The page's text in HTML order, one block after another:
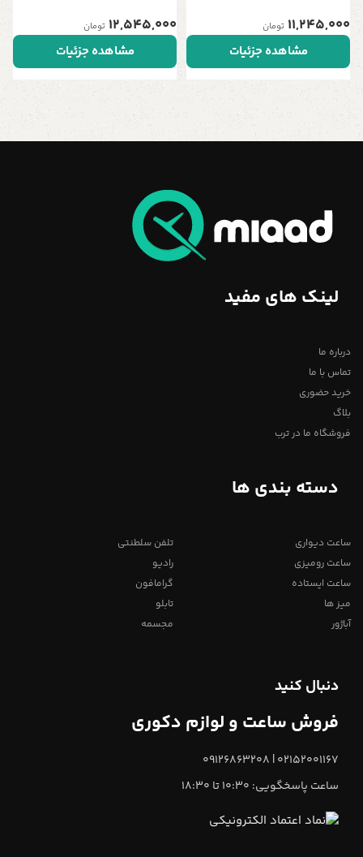
11,245,000 تومان
مشاهده جزئیات
12,545,000 تومان
مشاهده جزئیات
لینک های مفید
درباره ما
تماس با ما
خرید حضوری
بلاگ
فروشگاه ما در ترب
دسته بندی ها
ساعت دیواری
ساعت رومیزی
ساعت ایستاده
میز ها
آباژور
تلفن سلطنتی
رادیو
گرامافون
تابلو
مجسمه
دنبال کنید
فروش ساعت و لوازم دکوری
02152001167 | 09126863208
ساعت پاسخگویی: 10:30 تا 18:30